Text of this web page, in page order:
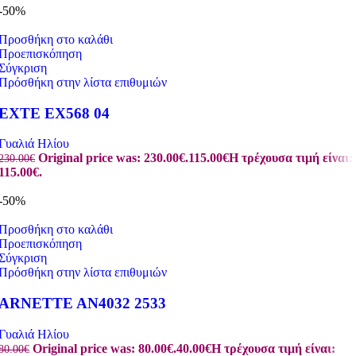
50%
στο καλάθι
στην λίστα επιθυμιών
EX568 04
Ηλίου
€ Original price was: 230.00€.115.00€Η τρέχουσα τιμή είναι:
50%
στο καλάθι
στην λίστα επιθυμιών
AN4032 2533
Ηλίου
€ Original price was: 80.00€.40.00€Η τρέχουσα τιμή είναι: